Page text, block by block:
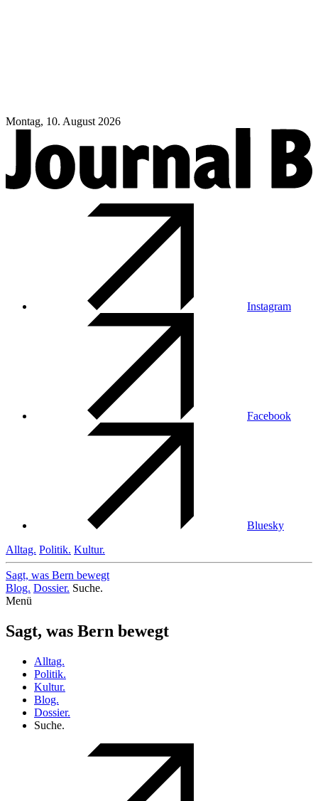
Montag, 10. August 2026
Instagram
Facebook
Bluesky
Alltag. Politik. Kultur.
Sagt, was Bern bewegt
Blog. Dossier. Suche.
Menü
Sagt, was Bern bewegt
Alltag.
Politik.
Kultur.
Blog.
Dossier.
Suche.